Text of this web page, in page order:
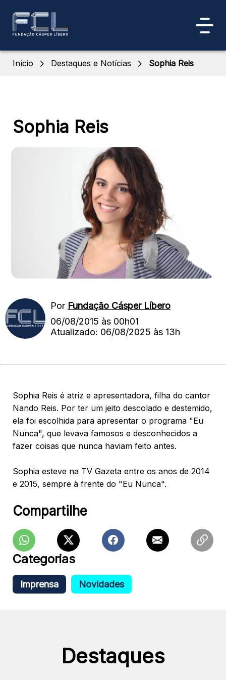
Início Destaques e Notícias Sophia Reis
Sophia Reis
Por Fundação Cásper Líbero
06/08/2015 às 00h01
Atualizado: 06/08/2025 às 13h
Sophia Reis é atriz e apresentadora, filha do cantor
Nando Reis. Por ter um jeito descolado e destemido,
ela foi escolhida para apresentar o programa "Eu
Nunca", que levava famosos e desconhecidos a
fazer coisas que nunca haviam feito antes.
Sophia esteve na TV Gazeta entre os anos de 2014
e 2015, sempre à frente do "Eu Nunca".
Compartilhe
Categorias
Imprensa Novidades
Destaques